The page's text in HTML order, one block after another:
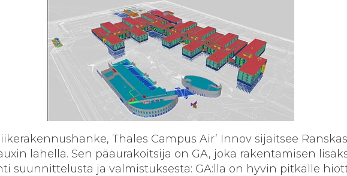
Thales Campus Air’ Innov sijaitsee
lähellä. Sen pääurakoitsija on GA, joka rakentamisen
suunnittelusta ja valmistuksesta: GA:lla on hyvin pitkälle